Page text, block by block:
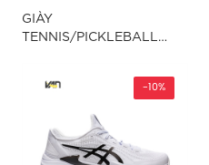
GIÀY
TENNIS/PICKLEBALL
WHITE/DARK
“1041A481-104”
-10%